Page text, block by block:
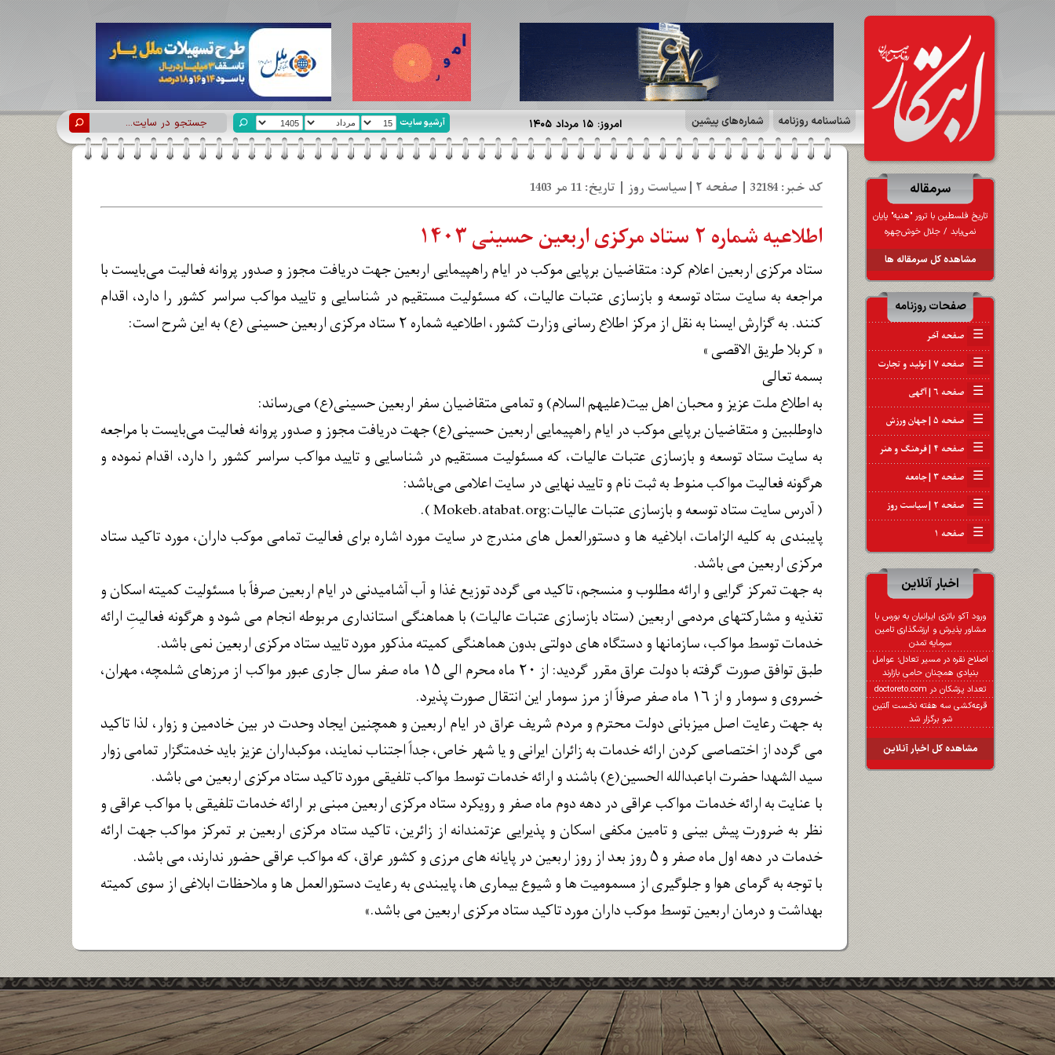
آرشیو سایت امروز: ۱۵ مرداد ۱۴۰۵ شناسنامه روزنامه شماره‌های پیشین
سرمقاله
تاریخ فلسطین با ترور "هنیه" پایان
نمی‌یابد / جلال خوش‌چهره
مشاهده کل سرمقاله ها
صفحات روزنامه
☰ صفحه آخر
☰ صفحه ۷ | تولید و تجارت
☰ صفحه ۶ | آگهی
☰ صفحه ۵ | جهان ورزش
☰ صفحه ۴ | فرهنگ و هنر
☰ صفحه ۳ | جامعه
☰ صفحه ۲ | سیاست روز
☰ صفحه ۱
اخبار آنلاین
ورود آکو باتری ایرانیان به بورس با
مشاور پذیرش و ارزشگذاری تامین
سرمایه تمدن
اصلاح نقره در مسیر تعادل؛ عوامل
بنیادی همچنان حامی بازارند
تعداد پزشکان در doctoreto.com
قرعه‌کشی سه هفته نخست آلتین
شو برگزار شد
مشاهده کل اخبار آنلاین
کد خبر: 32184 | صفحه ۲ | سیاست روز | تاریخ: 11 مر 1403
اطلاعیه شماره ۲ ستاد مرکزی اربعین حسینی ۱۴۰۳
ستاد مرکزی اربعین اعلام کرد: متقاضیان برپایی موکب در ایام راهپیمایی اربعین جهت دریافت مجوز و صدور پروانه فعالیت می‌بایست با
مراجعه به سایت ستاد توسعه و بازسازی عتبات عالیات، که مسئولیت مستقیم در شناسایی و تایید مواکب سراسر کشور را دارد، اقدام
کنند. به گزارش ایسنا به نقل از مرکز اطلاع رسانی وزارت کشور، اطلاعیه شماره ۲ ستاد مرکزی اربعین حسینی (ع) به این شرح است:
« کربلا طریق الاقصی »
بسمه تعالی
به اطلاع ملت عزیز و محبان اهل بیت(علیهم السلام) و تمامی متقاضیان سفر اربعین حسینی(ع) می‌رساند:
داوطلبین و متقاضیان برپایی موکب در ایام راهپیمایی اربعین حسینی(ع) جهت دریافت مجوز و صدور پروانه فعالیت می‌بایست با مراجعه
به سایت ستاد توسعه و بازسازی عتبات عالیات، که مسئولیت مستقیم در شناسایی و تایید مواکب سراسر کشور را دارد، اقدام نموده و
هرگونه فعالیت مواکب منوط به ثبت نام و تایید نهایی در سایت اعلامی می‌باشد:
( آدرس سایت ستاد توسعه و بازسازی عتبات عالیات:Mokeb.atabat.org ).
پایبندی به کلیه الزامات، ابلاغیه ها و دستورالعمل های مندرج در سایت مورد اشاره برای فعالیت تمامی موکب داران، مورد تاکید ستاد
مرکزی اربعین می باشد.
به جهت تمرکز گرایی و ارائه مطلوب و منسجم، تاکید می گردد توزیع غذا و آب آشامیدنی در ایام اربعین صرفاً با مسئولیت کمیته اسکان و
تغذیه و مشارکتهای مردمی اربعین (ستاد بازسازی عتبات عالیات) با هماهنگی استانداری مربوطه انجام می شود و هرگونه فعالیتِ ارائه
خدمات توسط مواکب، سازمانها و دستگاه های دولتی بدون هماهنگی کمیته مذکور مورد تایید ستاد مرکزی اربعین نمی باشد.
طبق توافق صورت گرفته با دولت عراق مقرر گردید: از ۲۰ ماه محرم الی ۱۵ ماه صفر سال جاری عبور مواکب از مرزهای شلمچه، مهران،
خسروی و سومار و از ۱۶ ماه صفر صرفاً از مرز سومار این انتقال صورت پذیرد.
به جهت رعایت اصل میزبانی دولت محترم و مردم شریف عراق در ایام اربعین و همچنین ایجاد وحدت در بین خادمین و زوار، لذا تاکید
می گردد از اختصاصی کردن ارائه خدمات به زائران ایرانی و یا شهر خاص، جداً اجتناب نمایند، موکبداران عزیز باید خدمتگزار تمامی زوار
سید الشهدا حضرت اباعبدالله الحسین(ع) باشند و ارائه خدمات توسط مواکب تلفیقی مورد تاکید ستاد مرکزی اربعین می باشد.
با عنایت به ارائه خدمات مواکب عراقی در دهه دوم ماه صفر و رویکرد ستاد مرکزی اربعین مبنی بر ارائه خدمات تلفیقی با مواکب عراقی و
نظر به ضرورت پیش بینی و تامین مکفی اسکان و پذیرایی عزتمندانه از زائرین، تاکید ستاد مرکزی اربعین بر تمرکز مواکب جهت ارائه
خدمات در دهه اول ماه صفر و ۵ روز بعد از روز اربعین در پایانه های مرزی و کشور عراق، که مواکب عراقی حضور ندارند، می باشد.
با توجه به گرمای هوا و جلوگیری از مسمومیت ها و شیوع بیماری ها، پایبندی به رعایت دستورالعمل ­ها و ملاحظات ابلاغی از سوی کمیته
بهداشت و درمان اربعین توسط موکب داران مورد تاکید ستاد مرکزی اربعین می باشد.»